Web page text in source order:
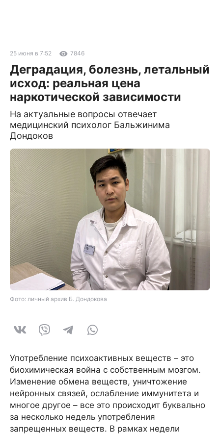
25 июня в 7:52 7846
Деградация, болезнь, летальный
исход: реальная цена
наркотической зависимости
На актуальные вопросы отвечает
медицинский психолог Бальжинима
Дондоков
Фото: личный архив Б. Дондокова
Употребление психоактивных веществ – это
биохимическая война с собственным мозгом.
Изменение обмена веществ, уничтожение
нейронных связей, ослабление иммунитета и
многое другое – все это происходит буквально
за несколько недель употребления
запрещенных веществ. В рамках недели